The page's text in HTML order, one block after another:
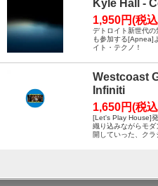
Kyle Hall -
1,950円(税
デトロイト新世代
も参加する[Apnea]
イト・テクノ！
Westcoast
Infiniti
1,650円(税
[Let's Play House]
織り込みながらモ
開していった、クラ